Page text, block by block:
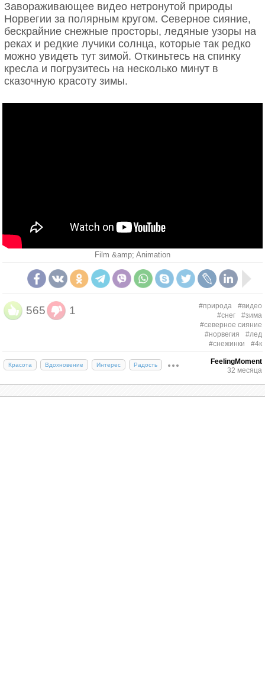
Красивая деревня Гейрангер,
Норвегия. Фото: Андрес Ньето Поррас
Балансируя на краю 1000 футовой
скалы в Норвегии. Фото: Sindre
Завораживающее видео нетронутой природы
Норвегии за полярным кругом. Северное сияние,
бескрайние снежные просторы, ледяные узоры на
реках и редкие лучики солнца, которые так редко
можно увидеть тут зимой. Откиньтесь на спинку
кресла и погрузитесь на несколько минут в
сказочную красоту зимы.
Film &amp; Animation
565 1 #природа
#видео
#снег
#зима
#северное сияние
#норвегия
#лед
#снежинки
#4к
Красота Вдохновение Интерес Радость
FeelingMoment
32 месяца